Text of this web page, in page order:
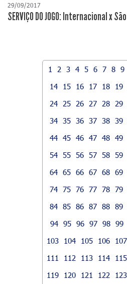
29/09/2017
SERVIÇO DO JOGO: Internacional x
1 2 3 4 5 6 7 8 9
14
15 16 17 18 19
24
25 26 27 28 29
34 35 36 37 38 39
44 45 46 47 48 49
54 55 56 57 58 59
64 65 66 67 68 69
74 75 76 77 78 79
84 85 86 87 88 89
94 95 96 97 98 99
103
104 105 106 107
111
112 113 114 115
119
120 121 122 123